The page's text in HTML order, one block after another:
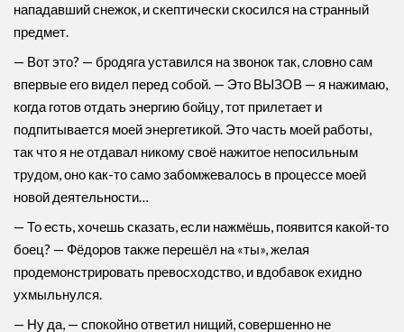
нападавший снежок, и скептически скосился на странный
предмет.
— Вот это? — бродяга уставился на звонок так, словно сам
впервые его видел перед собой. — Это ВЫЗОВ — я нажимаю,
когда готов отдать энергию бойцу, тот прилетает и
подпитывается моей энергетикой. Это часть моей работы,
так что я не отдавал никому своё нажитое непосильным
трудом, оно как-то само забомжевалось в процессе моей
новой деятельности…
— То есть, хочешь сказать, если нажмёшь, появится какой-то
боец? — Фёдоров также перешёл на «ты», желая
продемонстрировать превосходство, и вдобавок ехидно
ухмыльнулся.
— Ну да, — спокойно ответил нищий, совершенно не